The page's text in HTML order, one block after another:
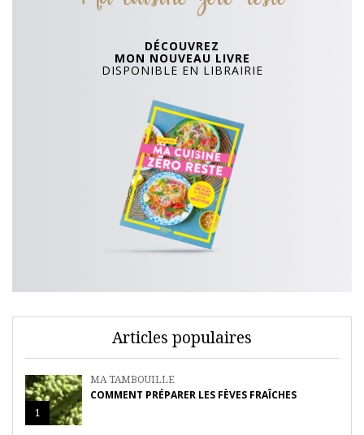
DÉCOUVREZ
MON NOUVEAU LIVRE
DISPONIBLE EN LIBRAIRIE
Articles populaires
1
MA TAMBOUILLE
COMMENT PRÉPARER LES FÈVES FRAÎCHES